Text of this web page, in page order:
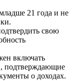
21 года и не
свою
включать
подтверждающие
о доходах.